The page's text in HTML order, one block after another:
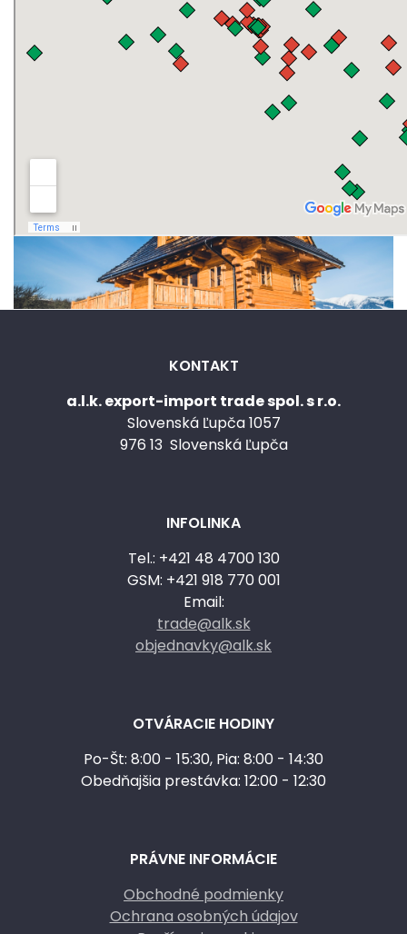
KONTAKT
a.l.k. export-import trade spol. s r.o.
Slovenská Ľupča 1057
976 13 Slovenská Ľupča
INFOLINKA
Tel.: +421 48 4700 130
GSM: +421 918 770 001
Email:
trade@alk.sk
objednavky@alk.sk
OTVÁRACIE HODINY
Po-Št: 8:00 - 15:30, Pia: 8:00 - 14:30
Obedňajšia prestávka: 12:00 - 12:30
PRÁVNE INFORMÁCIE
Obchodné podmienky
Ochrana osobných údajov